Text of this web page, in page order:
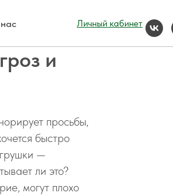
Личный кабинет
и
просьбы,
быстро
—
ли это?
могут плохо